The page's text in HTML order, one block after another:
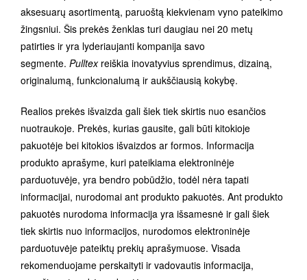
aksesuarų asortimentą, paruoštą kiekvienam vyno pateikimo
žingsniui. Šis prekės ženklas turi daugiau nei 20 metų
patirties ir yra lyderiaujanti kompanija savo
segmente. Pulltexreiškia inovatyvius sprendimus, dizainą,
originalumą, funkcionalumą ir aukščiausią kokybę.
Realios prekės išvaizda gali šiek tiek skirtis nuo esančios
nuotraukoje. Prekės, kurias gausite, gali būti kitokioje
pakuotėje bei kitokios išvaizdos ar formos. Informacija
produkto aprašyme, kuri pateikiama elektroninėje
parduotuvėje, yra bendro pobūdžio, todėl nėra tapati
informacijai, nurodomai ant produkto pakuotės. Ant produkto
pakuotės nurodoma informacija yra išsamesnė ir gali šiek
tiek skirtis nuo informacijos, nurodomos elektroninėje
parduotuvėje pateiktų prekių aprašymuose. Visada
rekomenduojame perskaityti ir vadovautis informacija,